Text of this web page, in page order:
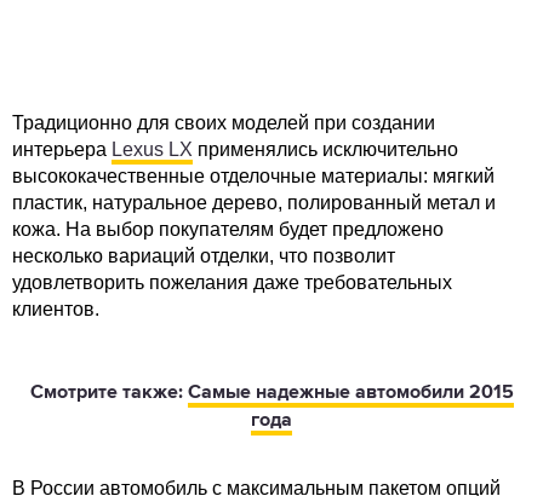
Традиционно для своих моделей при создании
интерьера Lexus LX применялись исключительно
высококачественные отделочные материалы: мягкий
пластик, натуральное дерево, полированный метал и
кожа. На выбор покупателям будет предложено
несколько вариаций отделки, что позволит
удовлетворить пожелания даже требовательных
клиентов.
Смотрите также: Самые надежные автомобили 2015
года
В России автомобиль с максимальным пакетом опций